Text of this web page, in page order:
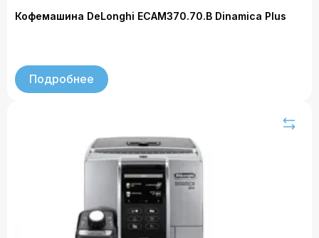
Кофемашина DeLonghi ECAM370.70.B Dinamica Plus
Подробнее